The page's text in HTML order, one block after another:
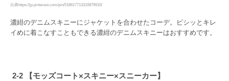
出典https://jp.pinterest.com/pin/518617713310879910/
濃紺のデニムスキニーにジャケットを合わせたコーデ。ピシッとキレ
イめに着こなすこともできる濃紺のデニムスキニーはおすすめです。
2-2 【モッズコート×スキニー×スニーカー】